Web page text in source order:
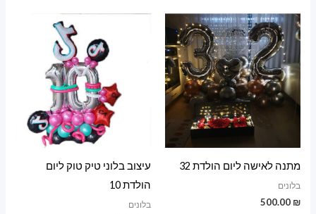
מתנה לאישה ליום הולדת 32
בלונים
500.00 ₪
עיצוב בלוני טיק טוק ליום
הולדת 10
בלונים